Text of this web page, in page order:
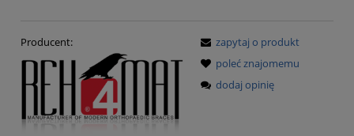
Producent:
zapytaj o produkt
poleć znajomemu
dodaj opinię